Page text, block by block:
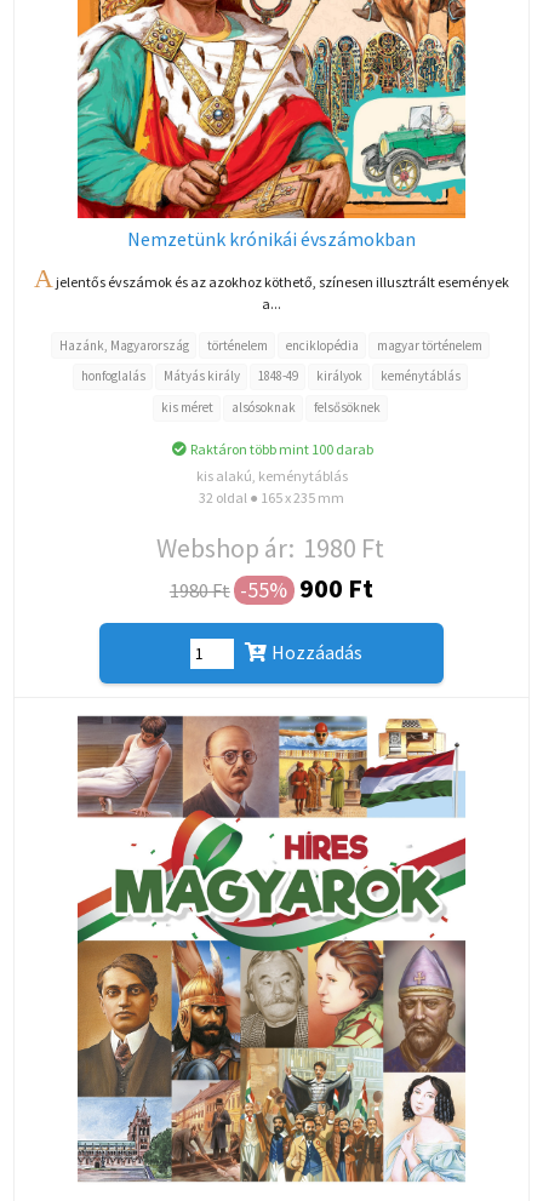
Nemzetünk krónikái évszámokban
A jelentős évszámok és az azokhoz köthető, színesen illusztrált események
a...
Hazánk, Magyarország történelem enciklopédia
magyar történelem
honfoglalás
Mátyás király 1848-49 királyok
keménytáblás
kis méret
alsósoknak felsősöknek
Raktáron több mint 100 darab
kis alakú, keménytáblás
32 oldal ● 165 x 235 mm
Webshop ár: 1980 Ft
1980 Ft -55% 900 Ft
Hozzáadás